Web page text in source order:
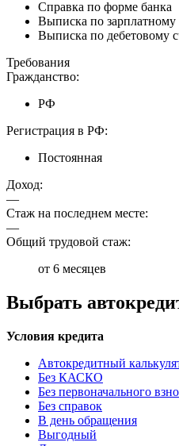
Справка по форме банка
Выписка по зарплатному
Выписка по дебетовому
Требования
Гражданство:
РФ
Регистрация в РФ:
Постоянная
Доход:
—
Стаж на последнем месте:
—
Общий трудовой стаж:
от 6 месяцев
Выбрать
Условия кредита
Автокредитный
Без КАСКО
Без первоначального
Без справок
В день обращения
Выгодный